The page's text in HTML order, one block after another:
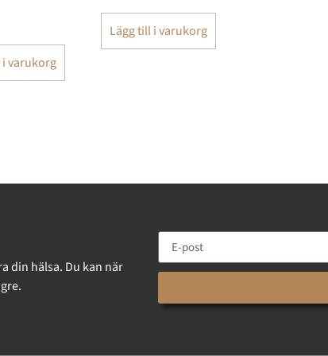
i varukorg
Lägg till i varukorg
din hälsa. Du kan när